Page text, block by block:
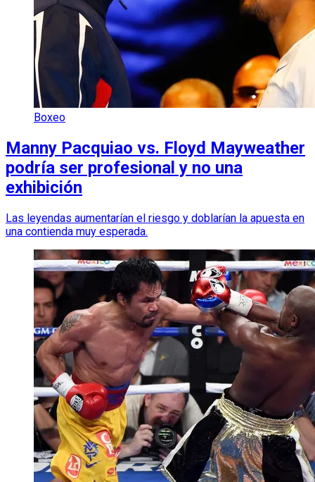
Boxeo
Manny Pacquiao vs. Floyd Mayweather
podría ser profesional y no una
exhibición
Las leyendas aumentarían el riesgo y doblarían la apuesta en
una contienda muy esperada.